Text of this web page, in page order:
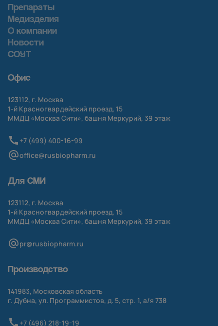
Препараты
Медизделия
О компании
Новости
СОУТ
Офис
123112, г. Москва
1-й Красногвардейский проезд, 15
ММДЦ «Москва Сити», башня Меркурий, 39 этаж
+7 (499) 400-16-99
office@rusbiopharm.ru
Для СМИ
123112, г. Москва
1-й Красногвардейский проезд, 15
ММДЦ «Москва Сити», башня Меркурий, 39 этаж
pr@rusbiopharm.ru
Производство
141983, Московская область
г. Дубна, ул. Программистов, д. 5, стр. 1, а/я 738
+7 (496) 218-19-19